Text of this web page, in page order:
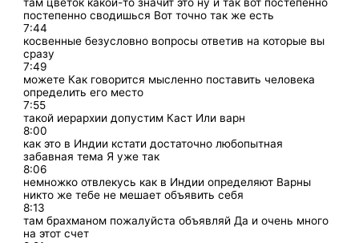
там цветок какой-то значит это ну и так вот постепенно
постепенно сводишься Вот точно так же есть
7:44
косвенные безусловно вопросы ответив на которые вы
сразу
7:49
можете Как говорится мысленно поставить человека
определить его место
7:55
такой иерархии допустим Каст Или варн
8:00
как это в Индии кстати достаточно любопытная
забавная тема Я уже так
8:06
немножко отвлекусь как в Индии определяют Варны
никто же тебе не мешает объявить себя
8:13
там брахманом пожалуйста объявляй Да и очень много
на этот счет